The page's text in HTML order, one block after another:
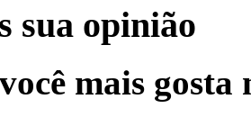
sua opinião
mais